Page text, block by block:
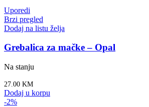
Uporedi
Brzi pregled
Dodaj na listu želja
Grebalica za mačke – Opal
Na stanju
27.00 KM
Dodaj u korpu
-2%